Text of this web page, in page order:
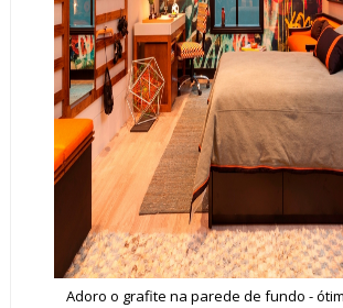
Adoro o grafite na parede de fundo -